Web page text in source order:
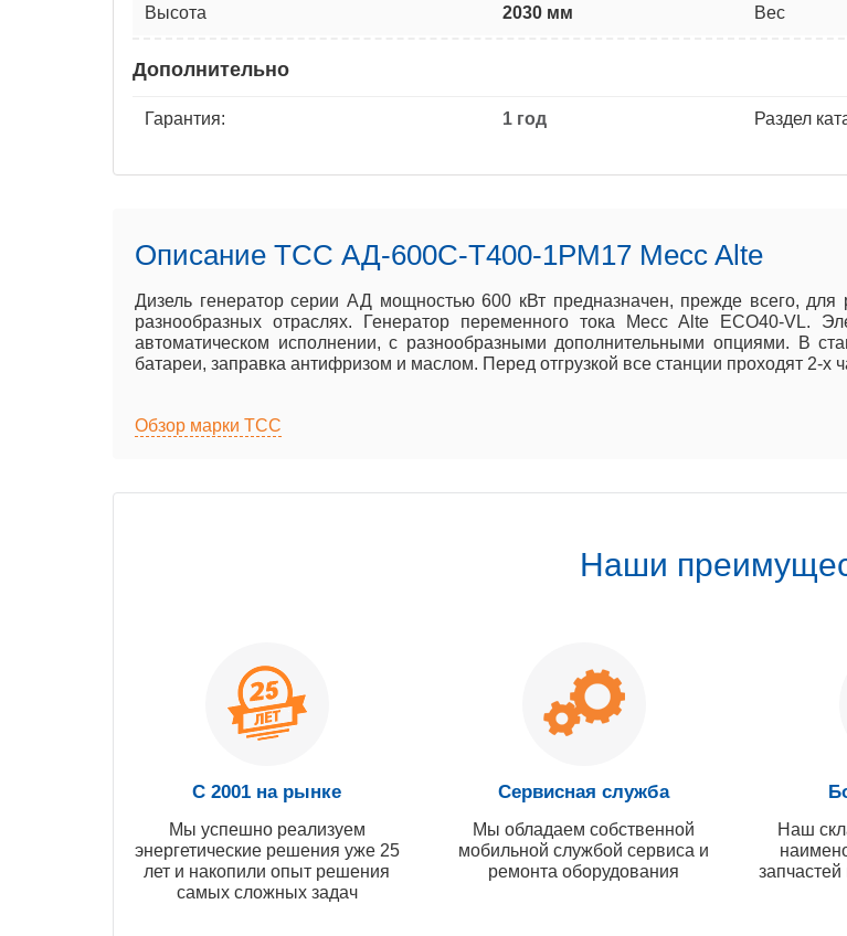
Высота 2030 мм Вес
Дополнительно
Гарантия: 1 год Раздел
Описание ТСС АД-600С-Т400-1РМ17 Mecc Alte
Дизель генератор серии АД мощностью 600 кВт предназначен, прежде всего, для
разнообразных отраслях. Генератор переменного тока Mecc Alte ECO40-VL.
автоматическом исполнении, с разнообразными дополнительными опциями. В
батареи, заправка антифризом и маслом. Перед отгрузкой все станции проходят 2-х
Обзор марки ТСС
Наши
С 2001 на рынке
Мы успешно реализуем
энергетические решения уже 25
лет и накопили опыт решения
самых сложных задач
Сервисная служба
Мы обладаем собственной
мобильной службой сервиса и
ремонта оборудования
Наш